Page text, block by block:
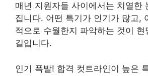
매년 지원자들 사이에서는 치열한
집니다. 어떤 특기가 인기가 많고,
적으로 수월한지 파악하는 것이 현
길입니다.
인기 폭발! 합격 컷트라인이 높은